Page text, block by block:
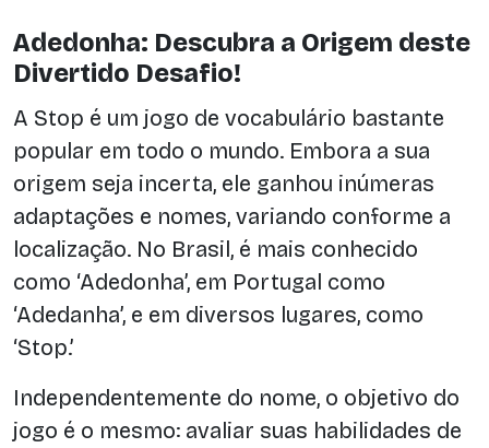
Adedonha: Descubra a Origem deste
Divertido Desafio!
A Stop é um jogo de vocabulário bastante
popular em todo o mundo. Embora a sua
origem seja incerta, ele ganhou inúmeras
adaptações e nomes, variando conforme a
localização. No Brasil, é mais conhecido
como ‘Adedonha’, em Portugal como
‘Adedanha’, e em diversos lugares, como
‘Stop.’
Independentemente do nome, o objetivo do
jogo é o mesmo: avaliar suas habilidades de